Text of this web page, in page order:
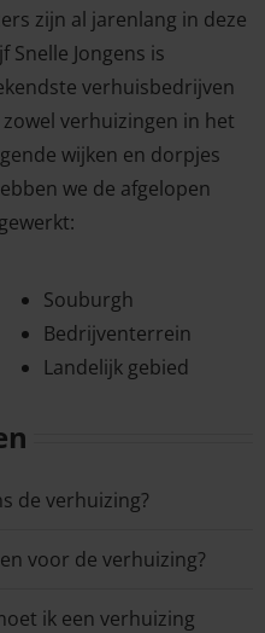
zijn al jarenlang in deze
Jongens is
verhuisbedrijven
verhuizingen in het
wijken en dorpjes
we de afgelopen
Souburgh
Bedrijventerrein
Landelijk gebied
de verhuizing?
voor de verhuizing?
ik een verhuizing